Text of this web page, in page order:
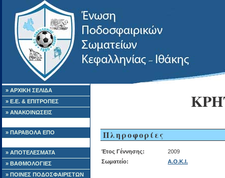
» ΑΡΧΙΚΗ ΣΕΛΙΔΑ
» Ε.Ε. & ΕΠΙΤΡΟΠΕΣ
» ΑΝΑΚΟΙΝΩΣΕΙΣ
» ΠΑΡΑΒΟΛΑ ΕΠΟ
» ΑΠΟΤΕΛΕΣΜΑΤΑ
» ΒΑΘΜΟΛΟΓΙΕΣ
» ΠΟΙΝΕΣ ΠΟΔΟΣΦΑΙΡΙΣΤΩΝ
Πληροφορίες
Έτος Γέννησης:
2009
Σωματείο:
Α.Ο.Κ.Ι.